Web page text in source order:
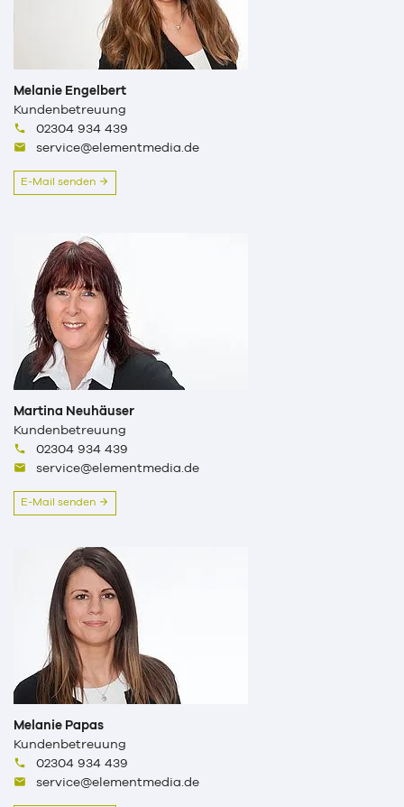
Melanie Engelbert
Kundenbetreuung
02304 934 439
service@elementmedia.de
E-Mail senden
Martina Neuhäuser
Kundenbetreuung
02304 934 439
service@elementmedia.de
E-Mail senden
Melanie Papas
Kundenbetreuung
02304 934 439
service@elementmedia.de